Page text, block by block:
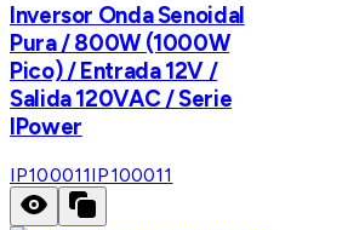
Inversor Onda Senoidal
Pura / 800W (1000W
Pico) / Entrada 12V /
Salida 120VAC / Serie
IPower
IP100011IP100011